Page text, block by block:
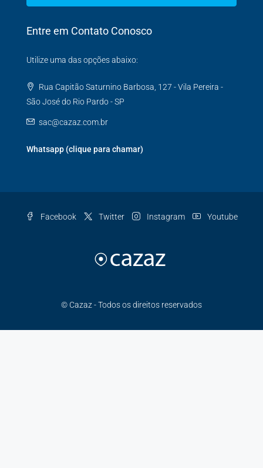
Entre em Contato Conosco
Utilize uma das opções abaixo:
Rua Capitão Saturnino Barbosa, 127 - Vila Pereira -
São José do Rio Pardo - SP
sac@cazaz.com.br
Whatsapp (clique para chamar)
Facebook Twitter Instagram Youtube
© Cazaz - Todos os direitos reservados